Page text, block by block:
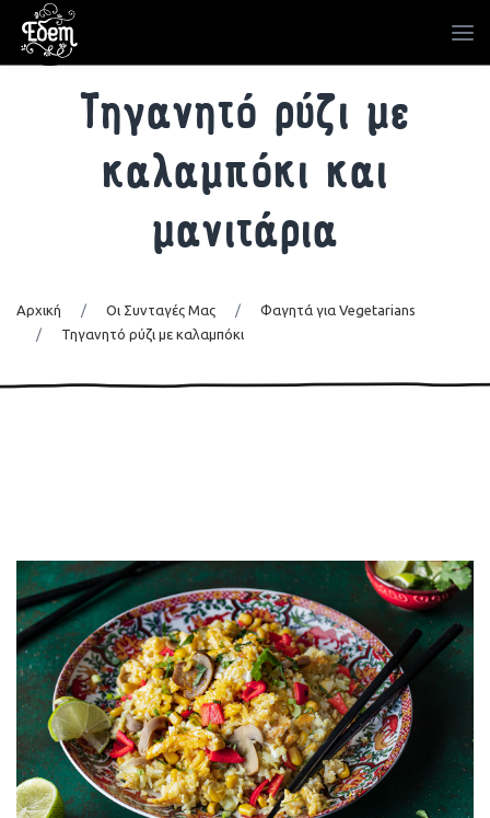
Τηγανητό ρύζι με
καλαμπόκι και
μανιτάρια
Αρχική / Οι Συνταγές Μας /
Φαγητά για Vegetarians
/
Τηγανητό ρύζι με καλαμπόκι